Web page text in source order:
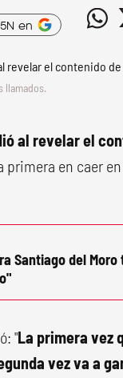
en
llamados.
al revelar el
primera en caer
Santiago del
"La primera vez
vez va a